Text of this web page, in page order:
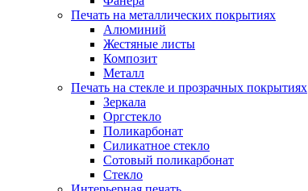
Печать на металлических покрытиях
Алюминий
Жестяные листы
Композит
Металл
Печать на стекле и прозрачных покрытиях
Зеркала
Оргстекло
Поликарбонат
Силикатное стекло
Сотовый поликарбонат
Стекло